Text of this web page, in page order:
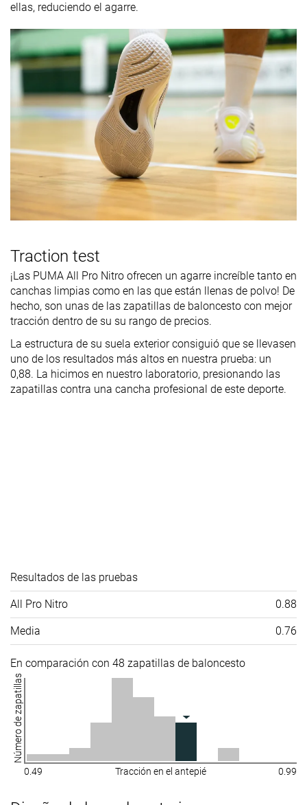
ellas, reduciendo el agarre.
Traction test
¡Las PUMA All Pro Nitro ofrecen un agarre increíble tanto en
canchas limpias como en las que están llenas de polvo! De
hecho, son unas de las zapatillas de baloncesto con mejor
tracción dentro de su su rango de precios.
La estructura de su suela exterior consiguió que se llevasen
uno de los resultados más altos en nuestra prueba: un
0,88. La hicimos en nuestro laboratorio, presionando las
zapatillas contra una cancha profesional de este deporte.
Resultados de las pruebas
All Pro Nitro 0.88
Media 0.76
En comparación con 48 zapatillas de baloncesto
Número de zapatillas
0.49 Tracción en el antepié 0.99